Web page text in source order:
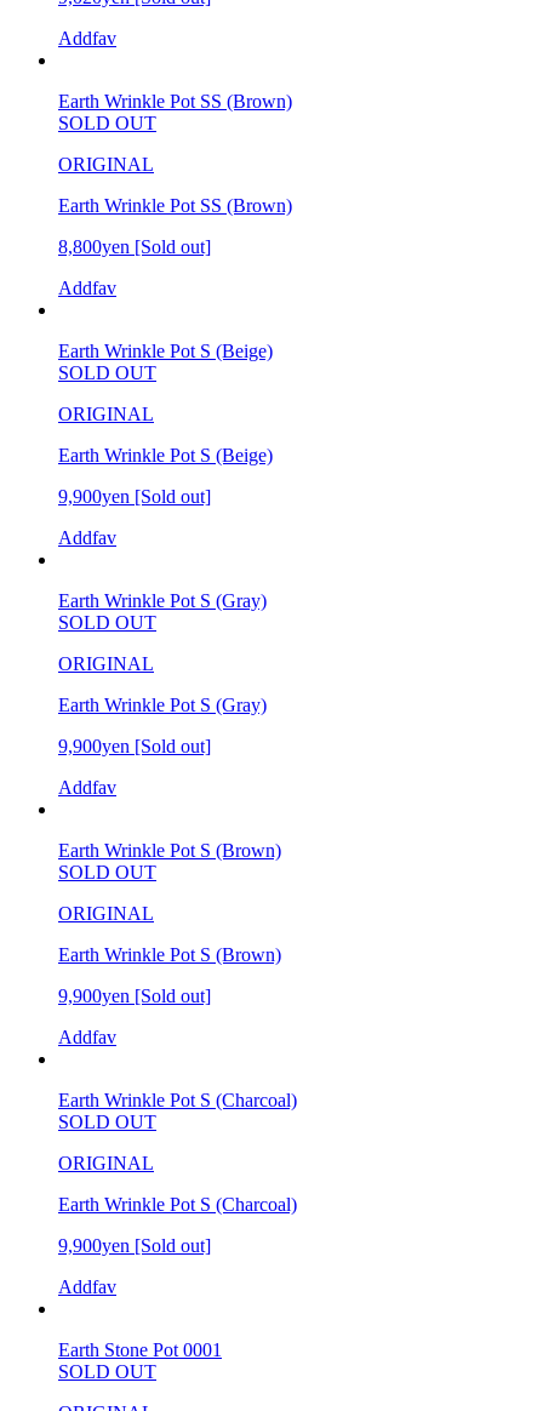
Addfav
Earth Wrinkle Pot SS (Brown)
SOLD OUT
ORIGINAL
Earth Wrinkle Pot SS (Brown)
8,800yen [Sold out]
Addfav
Earth Wrinkle Pot S (Beige)
SOLD OUT
ORIGINAL
Earth Wrinkle Pot S (Beige)
9,900yen [Sold out]
Addfav
Earth Wrinkle Pot S (Gray)
SOLD OUT
ORIGINAL
Earth Wrinkle Pot S (Gray)
9,900yen [Sold out]
Addfav
Earth Wrinkle Pot S (Brown)
SOLD OUT
ORIGINAL
Earth Wrinkle Pot S (Brown)
9,900yen [Sold out]
Addfav
Earth Wrinkle Pot S (Charcoal)
SOLD OUT
ORIGINAL
Earth Wrinkle Pot S (Charcoal)
9,900yen [Sold out]
Addfav
Earth Stone Pot 0001
SOLD OUT